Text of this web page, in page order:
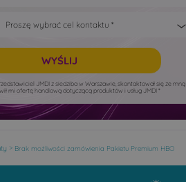
JMDI z siedziba w Warszawie, skontaktował się ze mną
mi ofertę handlową dotyczącą produktów i usług JMDI *
> Brak możliwości zamówienia Pakietu Premium HBO